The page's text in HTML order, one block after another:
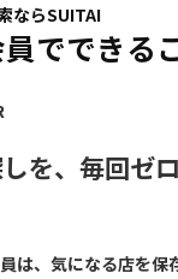
ならSUITAI
でできる
を、毎回ゼ
は、気になる店を保